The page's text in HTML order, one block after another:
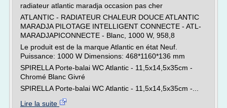
radiateur atlantic maradja occasion pas cher
ATLANTIC - RADIATEUR CHALEUR DOUCE ATLANTIC
MARADJA PILOTAGE INTELLIGENT CONNECTE - ATL-
MARADJAPICONNECTE - Blanc, 1000 W, 958,8
Le produit est de la marque Atlantic en état Neuf.
Puissance: 1000 W Dimensions: 468*1160*136 mm
SPIRELLA Porte-balai WC Atlantic - 11,5x14,5x35cm -
Chromé Blanc Givré
SPIRELLA Porte-balai WC Atlantic - 11,5x14,5x35cm -...
Lire la suite